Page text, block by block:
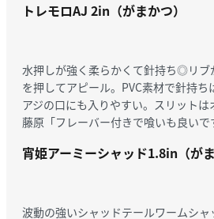
トレモロAJ 2in（がまかつ）
水押しが強く柔らかくて針持ち◎リブ
を押してアピール。PVC素材で針持
アジの口にも入りやすい。スリットは
藤原「フレーバー付きで喰いも良いで
宵姫アーミーシャッド1.8in（がま
波動の強いシャッドテールワームシ